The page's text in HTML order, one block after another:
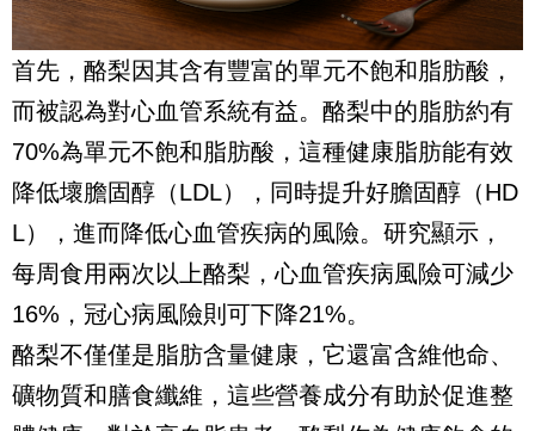
首先，酪梨因其含有豐富的單元不飽和脂肪酸，
而被認為對心血管系統有益。酪梨中的脂肪約有
70%為單元不飽和脂肪酸，這種健康脂肪能有效
降低壞膽固醇（LDL），同時提升好膽固醇（HD
L），進而降低心血管疾病的風險。研究顯示，
每周食用兩次以上酪梨，心血管疾病風險可減少
16%，冠心病風險則可下降21%。
酪梨不僅僅是脂肪含量健康，它還富含維他命、
礦物質和膳食纖維，這些營養成分有助於促進整